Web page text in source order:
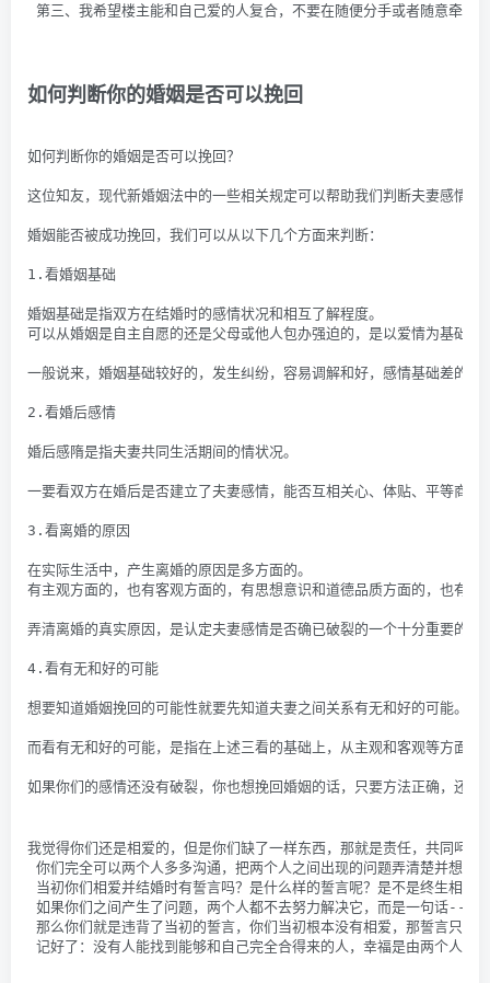
第三、我希望楼主能和自己爱的人复合，不要在随便分手或者随意牵
如何判断你的婚姻是否可以挽回
如何判断你的婚姻是否可以挽回？
这位知友，现代新婚姻法中的一些相关规定可以帮助我们判断夫妻感情
婚姻能否被成功挽回，我们可以从以下几个方面来判断：
1.看婚姻基础
婚姻基础是指双方在结婚时的感情状况和相互了解程度。
可以从婚姻是自主自愿的还是父母或他人包办强迫的，是以爱情为基础
一般说来，婚姻基础较好的，发生纠纷，容易调解和好，感情基础差的
2.看婚后感情
婚后感隋是指夫妻共同生活期间的情状况。
一要看双方在婚后是否建立了夫妻感情，能否互相关心、体贴、平等商
3.看离婚的原因
在实际生活中，产生离婚的原因是多方面的。
有主观方面的，也有客观方面的，有思想意识和道德品质方面的，也有
弄清离婚的真实原因，是认定夫妻感情是否确已破裂的一个十分重要的问
4.看有无和好的可能
想要知道婚姻挽回的可能性就要先知道夫妻之间关系有无和好的可能。
而看有无和好的可能，是指在上述三看的基础上，从主观和客观等方面
如果你们的感情还没有破裂，你也想挽回婚姻的话，只要方法正确，还是
我觉得你们还是相爱的，但是你们缺了一样东西，那就是责任，共同呵护
你们完全可以两个人多多沟通，把两个人之间出现的问题弄清楚并想尽
当初你们相爱并结婚时有誓言吗？是什么样的誓言呢？是不是终生相
如果你们之间产生了问题，两个人都不去努力解决它，而是一句话--合
那么你们就是违背了当初的誓言，你们当初根本没有相爱，那誓言只不
记好了：没有人能找到能够和自己完全合得来的人，幸福是由两个人共